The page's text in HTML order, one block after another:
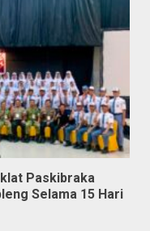
Paskibraka
Selama 15 Hari